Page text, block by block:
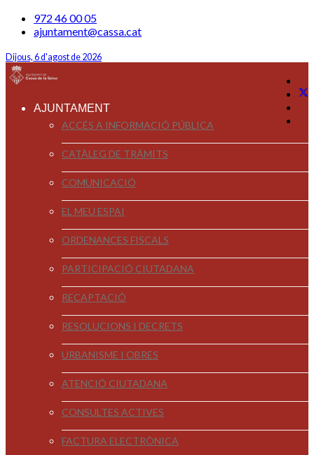
972 46 00 05
ajuntament@cassa.cat
Dijous, 6 d'agost de 2026
AJUNTAMENT
ACCÉS A INFORMACIÓ PÚBLICA
CATÀLEG DE TRÀMITS
COMUNICACIÓ
EL MEU ESPAI
ORDENANCES FISCALS
PARTICIPACIÓ CIUTADANA
RECAPTACIÓ
RESOLUCIONS I DECRETS
URBANISME I OBRES
ATENCIÓ CIUTADANA
CONSULTES ACTIVES
FACTURA ELECTRÒNICA